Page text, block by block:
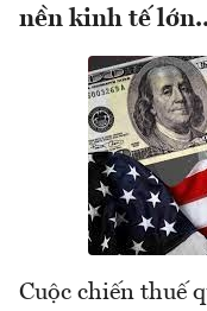
nền kinh tế
Cuộc chiến thuế